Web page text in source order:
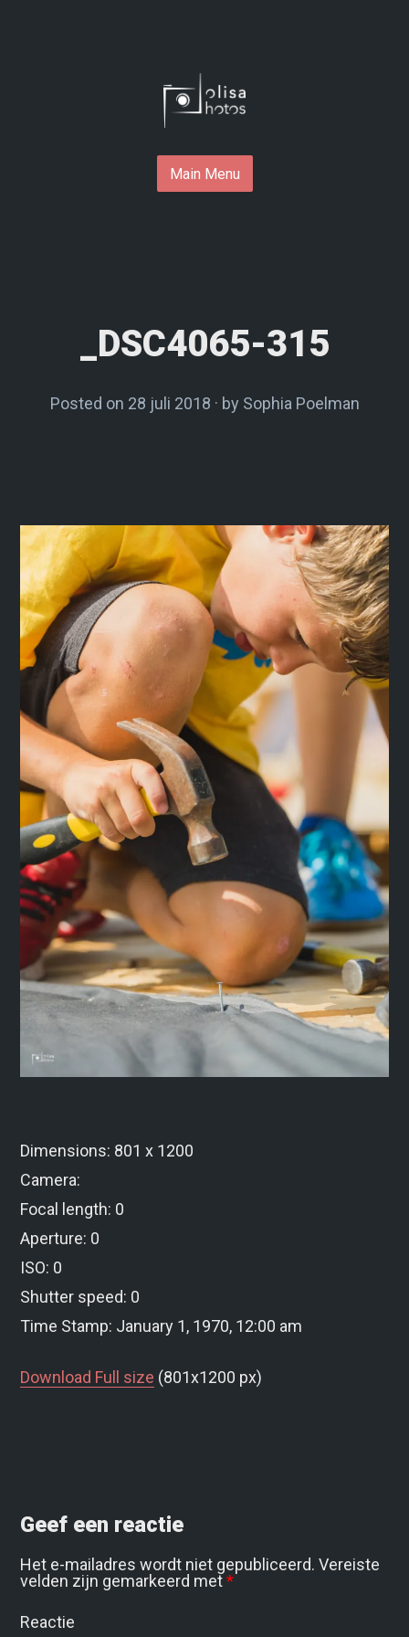
Main Menu
_DSC4065-315
Posted on 28 juli 2018 by Sophia Poelman
Dimensions: 801 x 1200
Camera:
Focal length: 0
Aperture: 0
ISO: 0
Shutter speed: 0
Time Stamp: January 1, 1970, 12:00 am
Download Full size (801x1200 px)
Geef een reactie
Het e-mailadres wordt niet gepubliceerd. Vereiste
velden zijn gemarkeerd met*
Reactie